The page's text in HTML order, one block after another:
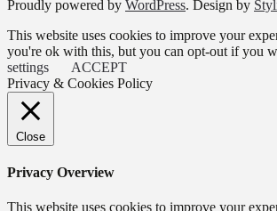
Proudly powered by WordPress. Design by
This website uses cookies to improve your
you're ok with this, but you can opt-out if you
settings
ACCEPT
Privacy & Cookies Policy
Close
Privacy Overview
This website uses cookies to improve your